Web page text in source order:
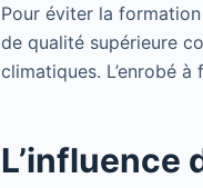
Pour éviter la
de qualité supérieure
climatiques. L’enrobé
L’influence